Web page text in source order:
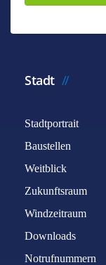
Stadt
Stadtportrait
Baustellen
Weitblick
Zukunftsraum
Windzeitraum
Downloads
Notrufnummern